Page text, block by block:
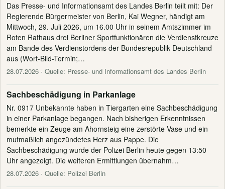
Das Presse- und Informationsamt des Landes Berlin teilt mit: Der
Regierende Bürgermeister von Berlin, Kai Wegner, händigt am
Mittwoch, 29. Juli 2026, um 16.00 Uhr in seinem Amtszimmer im
Roten Rathaus drei Berliner Sportfunktionären die Verdienstkreuze
am Bande des Verdienstordens der Bundesrepublik Deutschland
aus (Wort-Bild-Termin;…
28.07.2026 · Quelle: Presse- und Informationsamt des Landes Berlin
Sachbeschädigung in Parkanlage
Nr. 0917 Unbekannte haben in Tiergarten eine Sachbeschädigung
in einer Parkanlage begangen. Nach bisherigen Erkenntnissen
bemerkte ein Zeuge am Ahornsteig eine zerstörte Vase und ein
mutmaßlich angezündetes Herz aus Pappe. Die
Sachbeschädigung wurde der Polizei Berlin heute gegen 13:50
Uhr angezeigt. Die weiteren Ermittlungen übernahm…
28.07.2026 · Quelle: Polizei Berlin